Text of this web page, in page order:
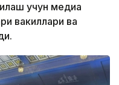
учун медиа
вакиллари ва